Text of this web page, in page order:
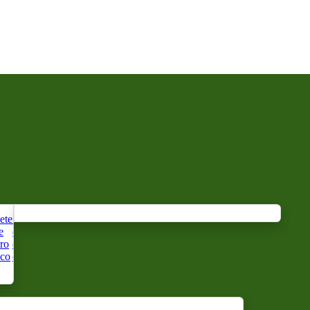
Sabonete
de leite
de égua
orgânico
SaboneteSaboneteSabão deCaboSaboneteSabãoSopa